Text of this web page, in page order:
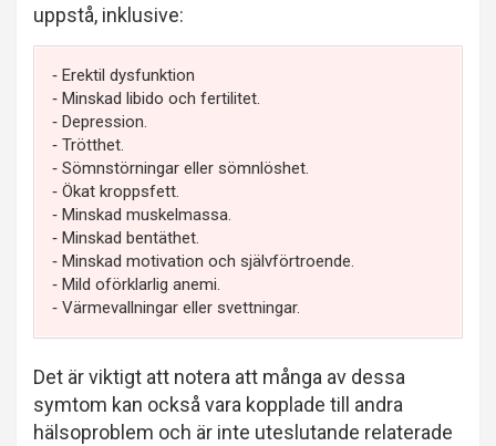
uppstå, inklusive:
‐ Erektil dysfunktion
‐ Minskad libido och fertilitet.
‐ Depression.
‐ Trötthet.
‐ Sömnstörningar eller sömnlöshet.
‐ Ökat kroppsfett.
‐ Minskad muskelmassa.
‐ Minskad bentäthet.
‐ Minskad motivation och självförtroende.
‐ Mild oförklarlig anemi.
‐ Värmevallningar eller svettningar.
Det är viktigt att notera att många av dessa
symtom kan också vara kopplade till andra
hälsoproblem och är inte uteslutande relaterade